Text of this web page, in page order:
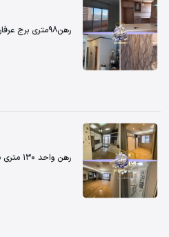
رهن98متری برج عرفان
رهن واحد 130 متری برج صدف